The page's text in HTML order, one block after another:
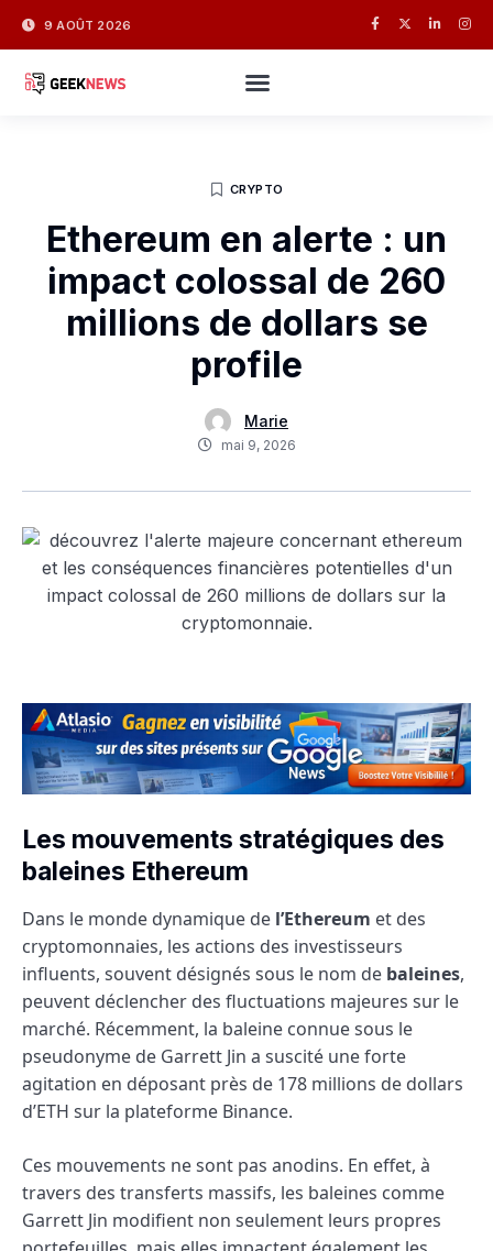
9 AOÛT 2026
CRYPTO
Ethereum en alerte : un
impact colossal de 260
millions de dollars se
profile
Marie
mai 9, 2026
Les mouvements stratégiques des
baleines Ethereum
Dans le monde dynamique de l’Ethereum et des
cryptomonnaies, les actions des investisseurs
influents, souvent désignés sous le nom de baleines,
peuvent déclencher des fluctuations majeures sur le
marché. Récemment, la baleine connue sous le
pseudonyme de Garrett Jin a suscité une forte
agitation en déposant près de 178 millions de dollars
d’ETH sur la plateforme Binance.
Ces mouvements ne sont pas anodins. En effet, à
travers des transferts massifs, les baleines comme
Garrett Jin modifient non seulement leurs propres